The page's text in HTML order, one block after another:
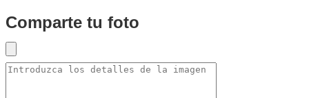
Comparte tu foto